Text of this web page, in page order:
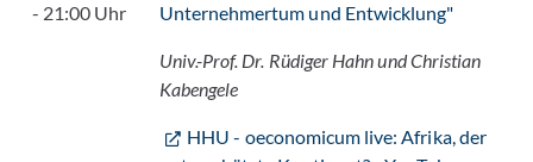
- 21:00 Uhr
Unternehmertum und Entwicklung"
Univ.-Prof. Dr. Rüdiger Hahn und Christian
Kabengele
HHU - oeconomicum live: Afrika, der